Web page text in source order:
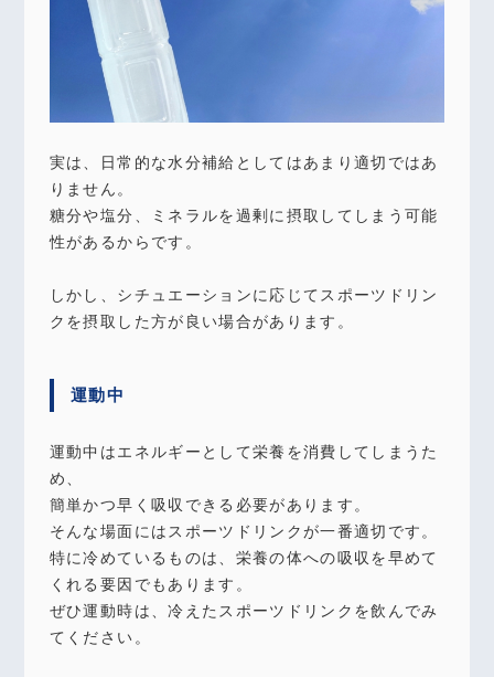
実は、日常的な水分補給としてはあまり適切ではあ
りません。
糖分や塩分、ミネラルを過剰に摂取してしまう可能
性があるからです。
しかし、シチュエーションに応じてスポーツドリン
クを摂取した方が良い場合があります。
運動中
運動中はエネルギーとして栄養を消費してしまうた
め、
簡単かつ早く吸収できる必要があります。
そんな場面にはスポーツドリンクが一番適切です。
特に冷めているものは、栄養の体への吸収を早めて
くれる要因でもあります。
ぜひ運動時は、冷えたスポーツドリンクを飲んでみ
てください。